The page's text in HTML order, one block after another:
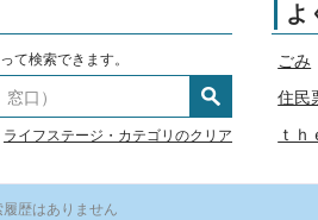
て検索できます。
ライフステージ・カテゴリのクリア
よ
ごみ
住民
ｔｈ
歴はありません